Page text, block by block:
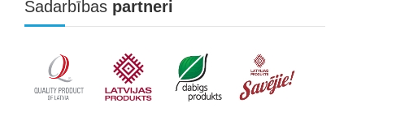
Sadarbības partneri